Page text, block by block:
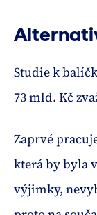
Studie k
73 mld. Kč
Zaprvé
která by byla
výjimky,